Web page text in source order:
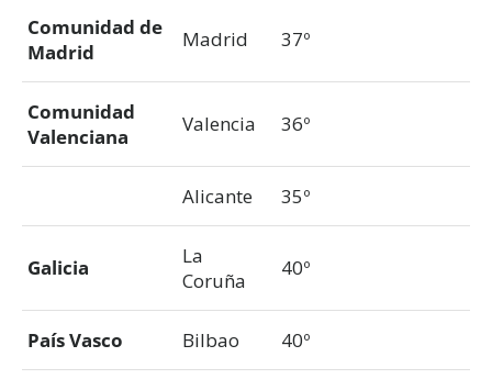
Comunidad de
Madrid
Madrid 37º
Comunidad
Valenciana
Valencia 36º
Alicante 35º
Galicia
La
Coruña
40º
País Vasco Bilbao 40º